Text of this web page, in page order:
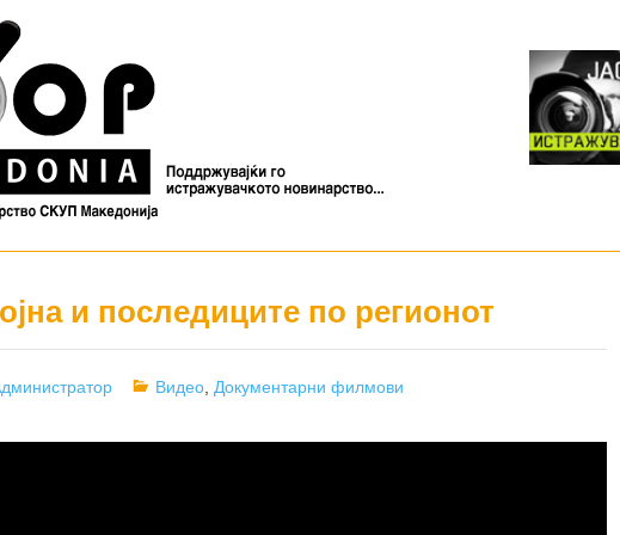
и последиците по регионот
Categories
Видео Документарни филмови